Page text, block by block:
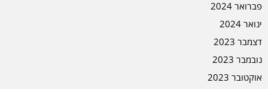
פברואר 2024
ינואר 2024
דצמבר 2023
נובמבר 2023
אוקטובר 2023